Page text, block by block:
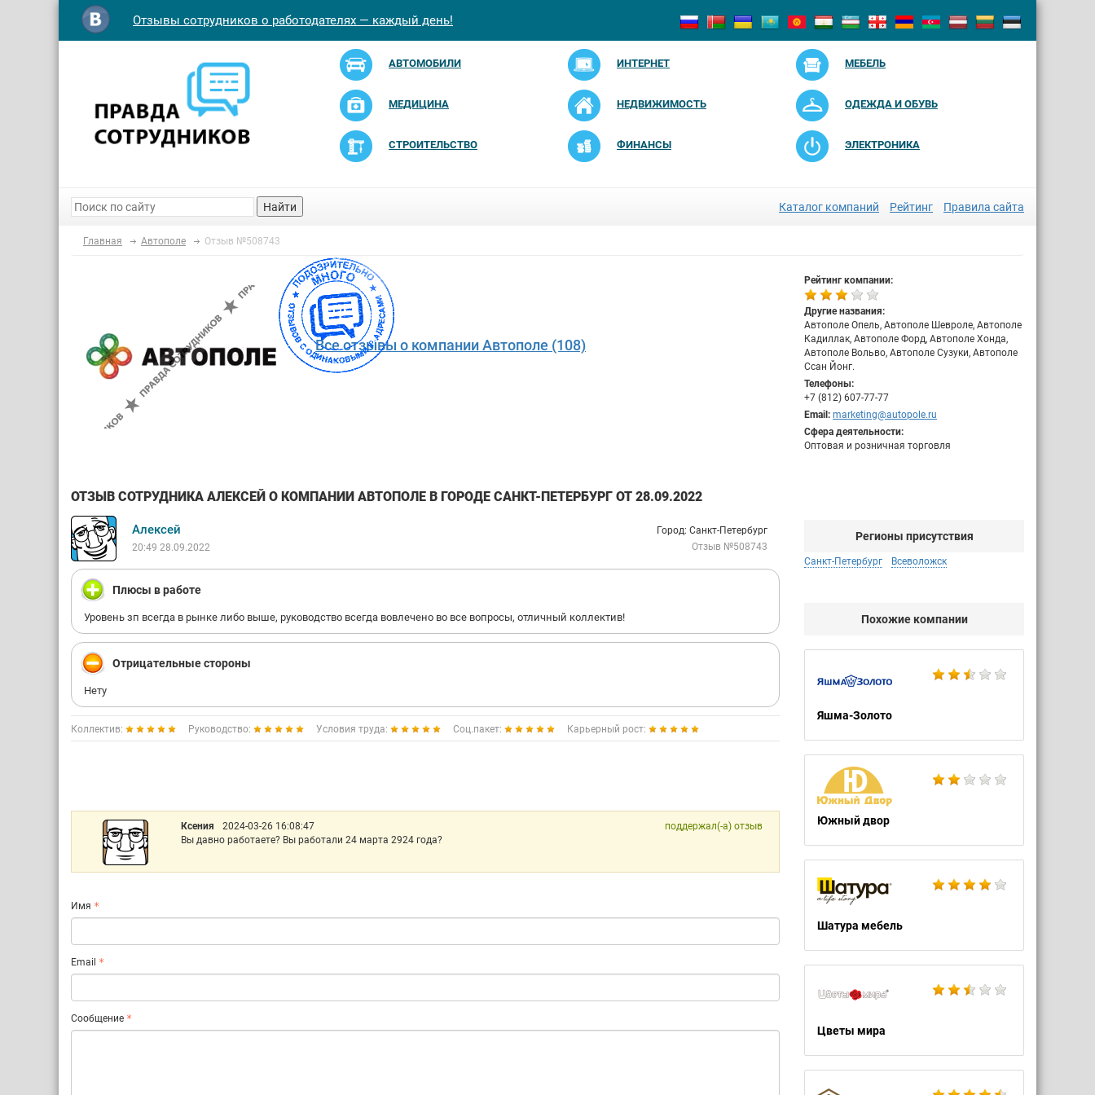
Отзывы сотрудников о работодателях — каждый день!
АВТОМОБИЛИ ИНТЕРНЕТ МЕБЕЛЬ
МЕДИЦИНА НЕДВИЖИМОСТЬ ОДЕЖДА И ОБУВЬ
СТРОИТЕЛЬСТВО ФИНАНСЫ ЭЛЕКТРОНИКА
Найти Каталог компаний Рейтинг Правила сайта
Главная Автополе Отзыв №508743
Все отзывы о компании Автополе (108)
Рейтинг компании:
Другие названия:
Автополе Опель, Автополе Шевроле, Автополе
Кадиллак, Автополе Форд, Автополе Хонда,
Автополе Вольво, Автополе Сузуки, Автополе
Ссан Йонг.
Телефоны:
+7 (812) 607-77-77
Email: marketing@autopole.ru
Сфера деятельности:
Оптовая и розничная торговля
ОТЗЫВ СОТРУДНИКА АЛЕКСЕЙ О КОМПАНИИ АВТОПОЛЕ В ГОРОДЕ САНКТ-ПЕТЕРБУРГ ОТ 28.09.2022
Алексей
20:49 28.09.2022
Город: Санкт-Петербург
Отзыв №508743
Плюсы в работе
Уровень зп всегда в рынке либо выше, руководство всегда вовлечено во все вопросы, отличный коллектив!
Отрицательные стороны
Нету
Коллектив: Руководство: Условия труда: Соц.пакет: Карьерный рост:
Ксения 2024-03-26 16:08:47
поддержал(-а) отзыв
Вы давно работаете? Вы работали 24 марта 2924 года?
Имя
Email
Сообщение
Регионы присутствия
Санкт-Петербург Всеволожск
Похожие компании
Яшма-Золото
Южный двор
Шатура мебель
Цветы мира